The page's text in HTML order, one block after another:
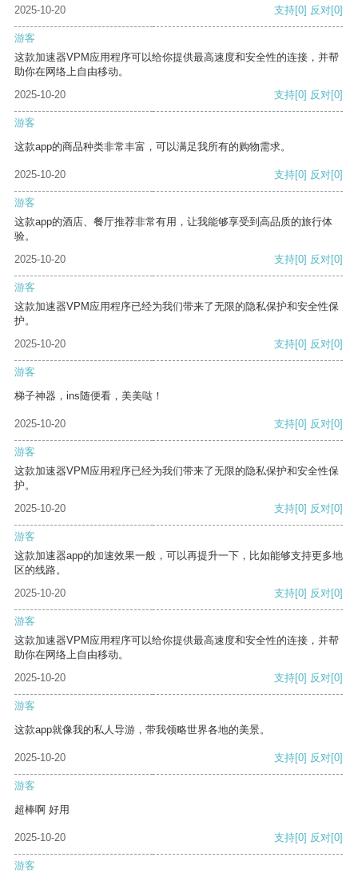
2025-10-20 支持[0] 反对[0]
游客
这款加速器VPM应用程序可以给你提供最高速度和安全性的连接，并帮
助你在网络上自由移动。
2025-10-20
支持[0] 反对[0]
游客
这款app的商品种类非常丰富，可以满足我所有的购物需求。
2025-10-20 支持[0] 反对[0]
游客
这款app的酒店、餐厅推荐非常有用，让我能够享受到高品质的旅行体
验。
2025-10-20
支持[0] 反对[0]
游客
这款加速器VPM应用程序已经为我们带来了无限的隐私保护和安全性保
护。
2025-10-20
支持[0] 反对[0]
游客
梯子神器，ins随便看，美美哒！
2025-10-20 支持[0] 反对[0]
游客
这款加速器VPM应用程序已经为我们带来了无限的隐私保护和安全性保
护。
2025-10-20
支持[0] 反对[0]
游客
这款加速器app的加速效果一般，可以再提升一下，比如能够支持更多地
区的线路。
2025-10-20
支持[0] 反对[0]
游客
这款加速器VPM应用程序可以给你提供最高速度和安全性的连接，并帮
助你在网络上自由移动。
2025-10-20
支持[0] 反对[0]
游客
这款app就像我的私人导游，带我领略世界各地的美景。
2025-10-20 支持[0] 反对[0]
游客
超棒啊 好用
2025-10-20 支持[0] 反对[0]
游客